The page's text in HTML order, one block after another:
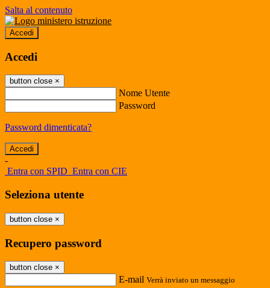
Salta al contenuto
Accedi
Accedi
button close ×
Nome Utente
Password
Password dimenticata?
-
Entra con SPID Entra con CIE
Seleziona utente
button close ×
Recupero password
button close ×
E-mail Verrà inviato un messaggio